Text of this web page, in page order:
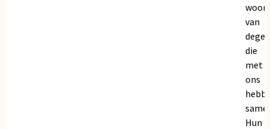
van
die
met
ons
Hun